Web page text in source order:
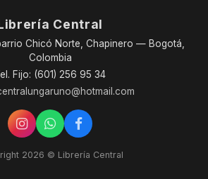
Central
Chicó Norte, Chapinero — Bogotá,
Colombia
Fijo: (601) 256 95 34
2026 © Librería Central